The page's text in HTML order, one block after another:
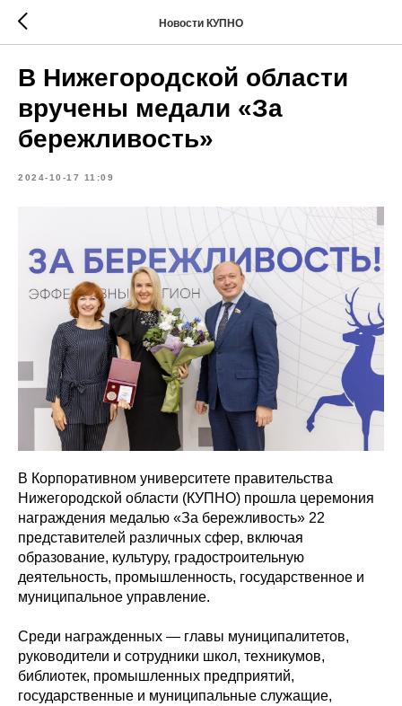
Новости КУПНО
В Нижегородской области
вручены медали «За
бережливость»
2024-10-17 11:09
В Корпоративном университете правительства
Нижегородской области (КУПНО) прошла церемония
награждения медалью «За бережливость» 22
представителей различных сфер, включая
образование, культуру, градостроительную
деятельность, промышленность, государственное и
муниципальное управление.
Среди награжденных — главы муниципалитетов,
руководители и сотрудники школ, техникумов,
библиотек, промышленных предприятий,
государственные и муниципальные служащие,